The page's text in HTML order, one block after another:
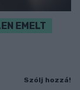
EMELT
Szólj hozzá!